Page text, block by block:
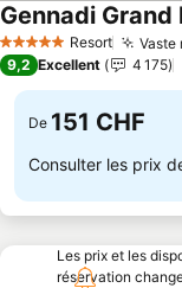
5 Étoiles Resort Vaste
Gennadi Grand
9,2 Excellent 4 175
De 151 CHF
Consulter les prix
Les prix et les
réservation